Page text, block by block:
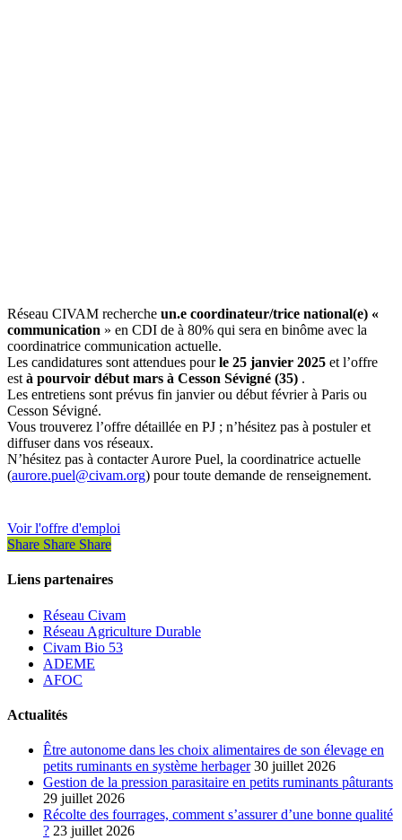
Réseau CIVAM recherche un.e coordinateur/trice national(e) «
communication » en CDI de à 80% qui sera en binôme avec la
coordinatrice communication actuelle.
Les candidatures sont attendues pourle 25 janvier 2025 et l’offre
est à pourvoir début mars à Cesson Sévigné (35) .
Les entretiens sont prévus fin janvier ou début février à Paris ou
Cesson Sévigné.
Vous trouverez l’offre détaillée en PJ ; n’hésitez pas à postuler et
diffuser dans vos réseaux.
N’hésitez pas à contacter Aurore Puel, la coordinatrice actuelle
(aurore.puel@civam.org) pour toute demande de renseignement.
Voir l'offre d'emploi
Share Share Share
Liens partenaires
Réseau Civam
Réseau Agriculture Durable
Civam Bio 53
ADEME
AFOC
Actualités
Être autonome dans les choix alimentaires de son élevage en
petits ruminants en système herbager 30 juillet 2026
Gestion de la pression parasitaire en petits ruminants pâturants
29 juillet 2026
Récolte des fourrages, comment s’assurer d’une bonne qualité
? 23 juillet 2026